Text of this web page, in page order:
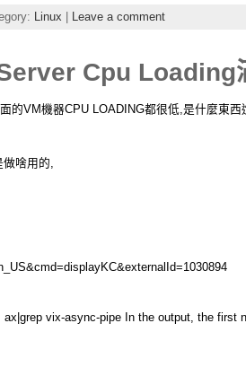
Linux | Leave a comment
Cpu Loading
的VM機器CPU LOADING都很低,是什麼東西
啥用的,
vix-async-pipe In the output, the first